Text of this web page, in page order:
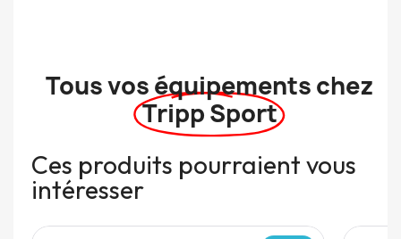
Tous vos équipements chez
Tripp Sport
Ces produits pourraient vous
intéresser